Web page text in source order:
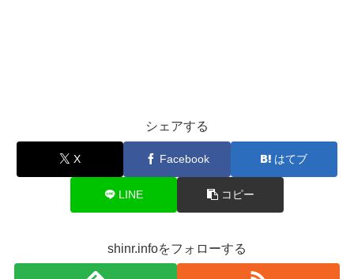
シェアする
X Facebook はてブ
LINE コピー
shinr.infoをフォローする